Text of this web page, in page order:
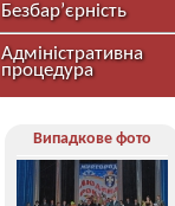
Безбар’єрність
Адміністративна
процедура
Випадкове фото